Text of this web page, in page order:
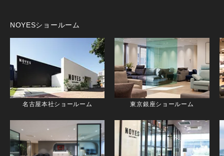
NOYESショールーム
名古屋本社ショールーム 東京銀座ショールーム